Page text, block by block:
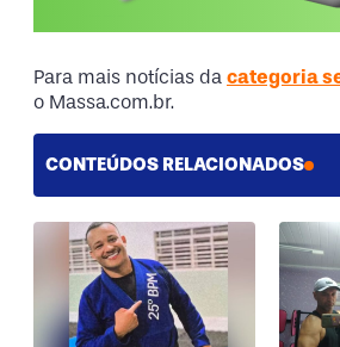
Para mais notícias da categoria
o Massa.com.br.
CONTEÚDOS RELACIONADOS